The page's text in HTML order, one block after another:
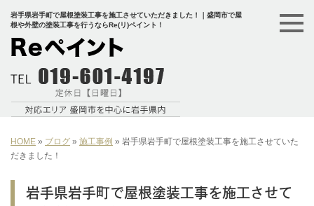
岩手県岩手町で屋根塗装工事を施工させていただきました！｜盛岡市で屋
根や外壁の塗装工事を行うならRe(リ)ペイント！
HOME » ブログ » 施工事例 » 岩手県岩手町で屋根塗装工事を施工させていた
だきました！
岩手県岩手町で屋根塗装工事を施工させて